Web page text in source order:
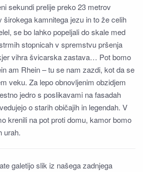
sekundi prelije preko 23 metrov
širokega kamnitega jezu in to že celih
se bo lahko popeljali do skale med
stopnicah v spremstvu pršenja
vihra švicarska zastava… Pot bomo
am Rhein – tu se nam zazdi, kot da se
veku. Za lepo obnovljenim obzidjem
jedro s poslikavami na fasadah
o starih običajih in legendah. V
krenili na pot proti domu, kamor bomo
urah.
galetijo slik iz našega zadnjega